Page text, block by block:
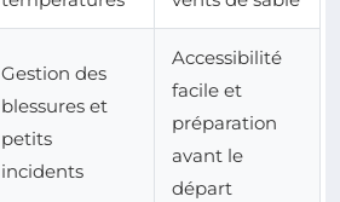
Gestion des
blessures et
petits
incidents
Accessibilité
facile et
préparation
avant le
départ